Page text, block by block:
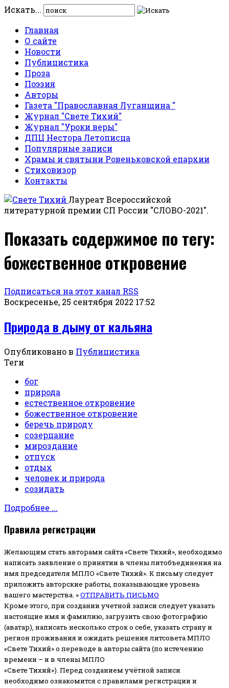
Искать...
Главная
О сайте
Новости
Публицистика
Проза
Поэзия
Авторы
Газета "Православная Луганщина "
Журнал "Свете Тихий"
Журнал "Уроки веры"
ДПЦ Нестора Летописца
Популярные записи
Храмы и святыни Ровеньковской епархии
Стиховизор
Контакты
Лауреат Всероссийской
литературной премии СП России "СЛОВО-2021".
Показать содержимое по тегу:
божественное откровение
Подписаться на этот канал RSS
Воскресенье, 25 сентября 2022 17:52
Природа в дыму от кальяна
Опубликовано в Публицистика
Теги
бог
природа
естественное откровение
божественное откровение
беречь природу
созерцание
мироздание
отпуск
отдых
человек и природа
созидать
Подробнее ...
Правила регистрации
Желающим стать авторами сайта «Свете Тихий», необходимо
написать заявление о принятии в члены литобъединения на
имя председателя МПЛО «Свете Тихий». К письму следует
приложить авторские работы, показывающие уровень
вашего мастерства. »ОТПРАВИТЬ ПИСЬМО
Кроме этого, при создании учетной записи следует указать
настоящие имя и фамилию, загрузить свою фотографию
(аватар), написать несколько строк о себе, указать страну и
регион проживания и ожидать решения литсовета МПЛО
«Свете Тихий» о переводе в авторы сайта (по истечению
времени – и в члены МПЛО
«Свете Тихий»). Перед созданием учётной записи
необходимо ознакомится с правилами регистрации и